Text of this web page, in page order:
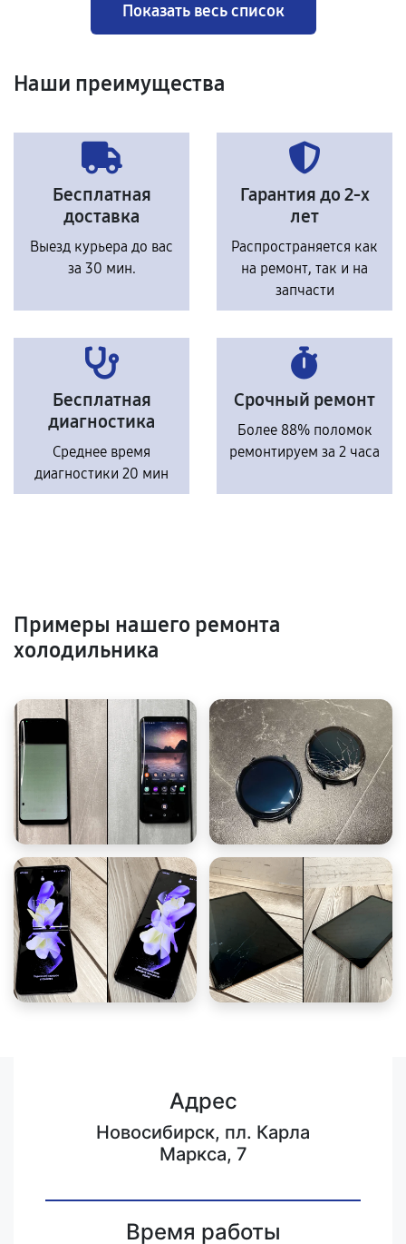
Показать весь список
Наши преимущества
Бесплатная
доставка
Выезд курьера до вас
за 30 мин.
Гарантия до 2-х
лет
Распространяется как
на ремонт, так и на
запчасти
Бесплатная
диагностика
Среднее время
диагностики 20 мин
Срочный ремонт
Более 88% поломок
ремонтируем за 2 часа
Примеры нашего ремонта
холодильника
Адрес
Новосибирск, пл. Карла
Маркса, 7
Время работы